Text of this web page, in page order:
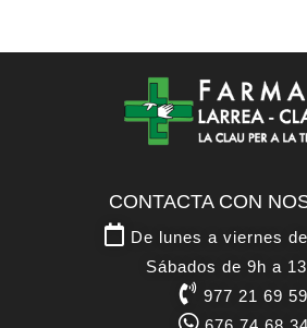
CONTACTA CON
De lunes a viernes
Sábados de 9h a
977 21 69 59